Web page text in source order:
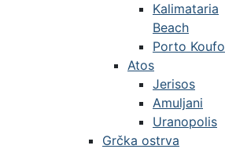
Kalimataria
Beach
Porto Koufo
Atos
Jerisos
Amuljani
Uranopolis
Grčka ostrva